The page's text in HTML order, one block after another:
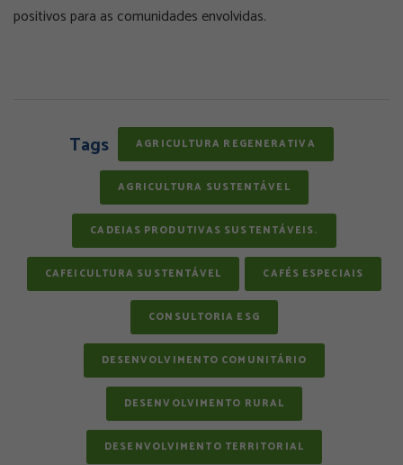
positivos para as comunidades envolvidas.
Tags AGRICULTURA REGENERATIVA
AGRICULTURA SUSTENTÁVEL
CADEIAS PRODUTIVAS SUSTENTÁVEIS.
CAFEICULTURA SUSTENTÁVEL CAFÉS ESPECIAIS
CONSULTORIA ESG
DESENVOLVIMENTO COMUNITÁRIO
DESENVOLVIMENTO RURAL
DESENVOLVIMENTO TERRITORIAL